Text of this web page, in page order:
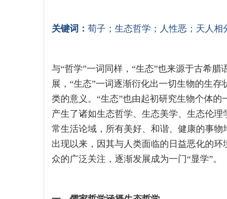
关键词： 荀子；生态哲学；人性恶；天人相
与“哲学”一词同样，“生态”也来源于古希
展，“生态”一词逐渐衍化出一切生物的生
类的意义。“生态”也由起初研究生物个体的
产生了诸如生态哲学、生态美学、生态伦
常生活论域，所有美好、和谐、健康的事物
出现以来，因其与人类面临的日益恶化的
众的广泛关注，逐渐发展成为一门“显学”。